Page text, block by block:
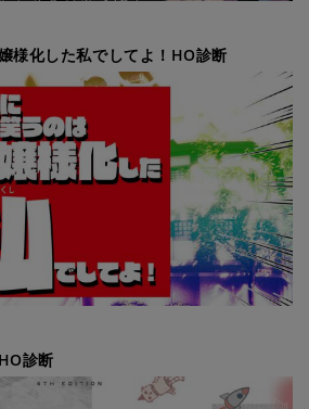
様化した私でしてよ！HO診断
診断